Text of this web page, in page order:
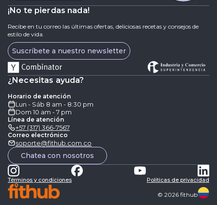
¡No te pierdas nada!
Recibe en tu correo las últimas ofertas, deliciosas recetas y consejos de
estilo de vida.
Suscríbete a nuestro newsletter
¿Necesitas ayuda?
Horario de atención
Lun - Sáb 8 am - 8:30 pm
Dom 10 am - 7 pm
Línea de atención
+57 (317) 366-7567
Correo electrónico
soporte@fithub.com.co
Chatea con nosotros
Términos y condiciones Politicas de privacidad
© 2026 fithub